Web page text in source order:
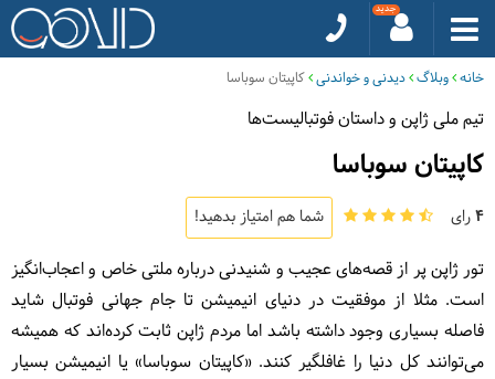
خانه وبلاگ دیدنی و خواندنی کاپیتان سوباسا
تیم ملی ژاپن و داستان فوتبالیست‌ها
کاپیتان سوباسا
4رای شما هم امتیاز بدهید!
تور ژاپن پر از قصه‌های عجیب و شنیدنی درباره ملتی خاص و اعجاب‌انگیز
است. مثلا از موفقیت در دنیای انیمیشن تا جام جهانی فوتبال شاید
فاصله بسیاری وجود داشته باشد اما مردم ژاپن ثابت کرده‌اند که همیشه
می‌توانند کل دنیا را غافلگیر کنند. «کاپیتان سوباسا» یا انیمیشن بسیار